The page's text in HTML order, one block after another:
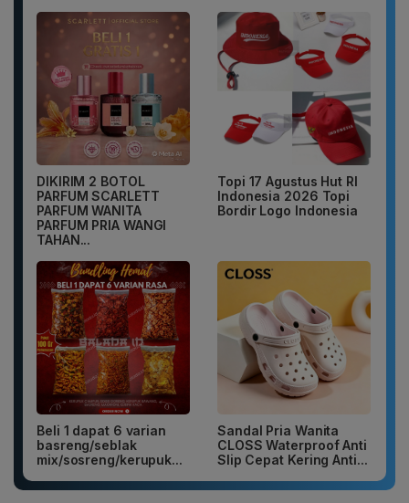
DIKIRIM 2 BOTOL
PARFUM SCARLETT
PARFUM WANITA
PARFUM PRIA WANGI
TAHAN...
Topi 17 Agustus Hut RI
Indonesia 2026 Topi
Bordir Logo Indonesia
Beli 1 dapat 6 varian
basreng/seblak
mix/sosreng/kerupuk...
Sandal Pria Wanita
CLOSS Waterproof Anti
Slip Cepat Kering Anti...